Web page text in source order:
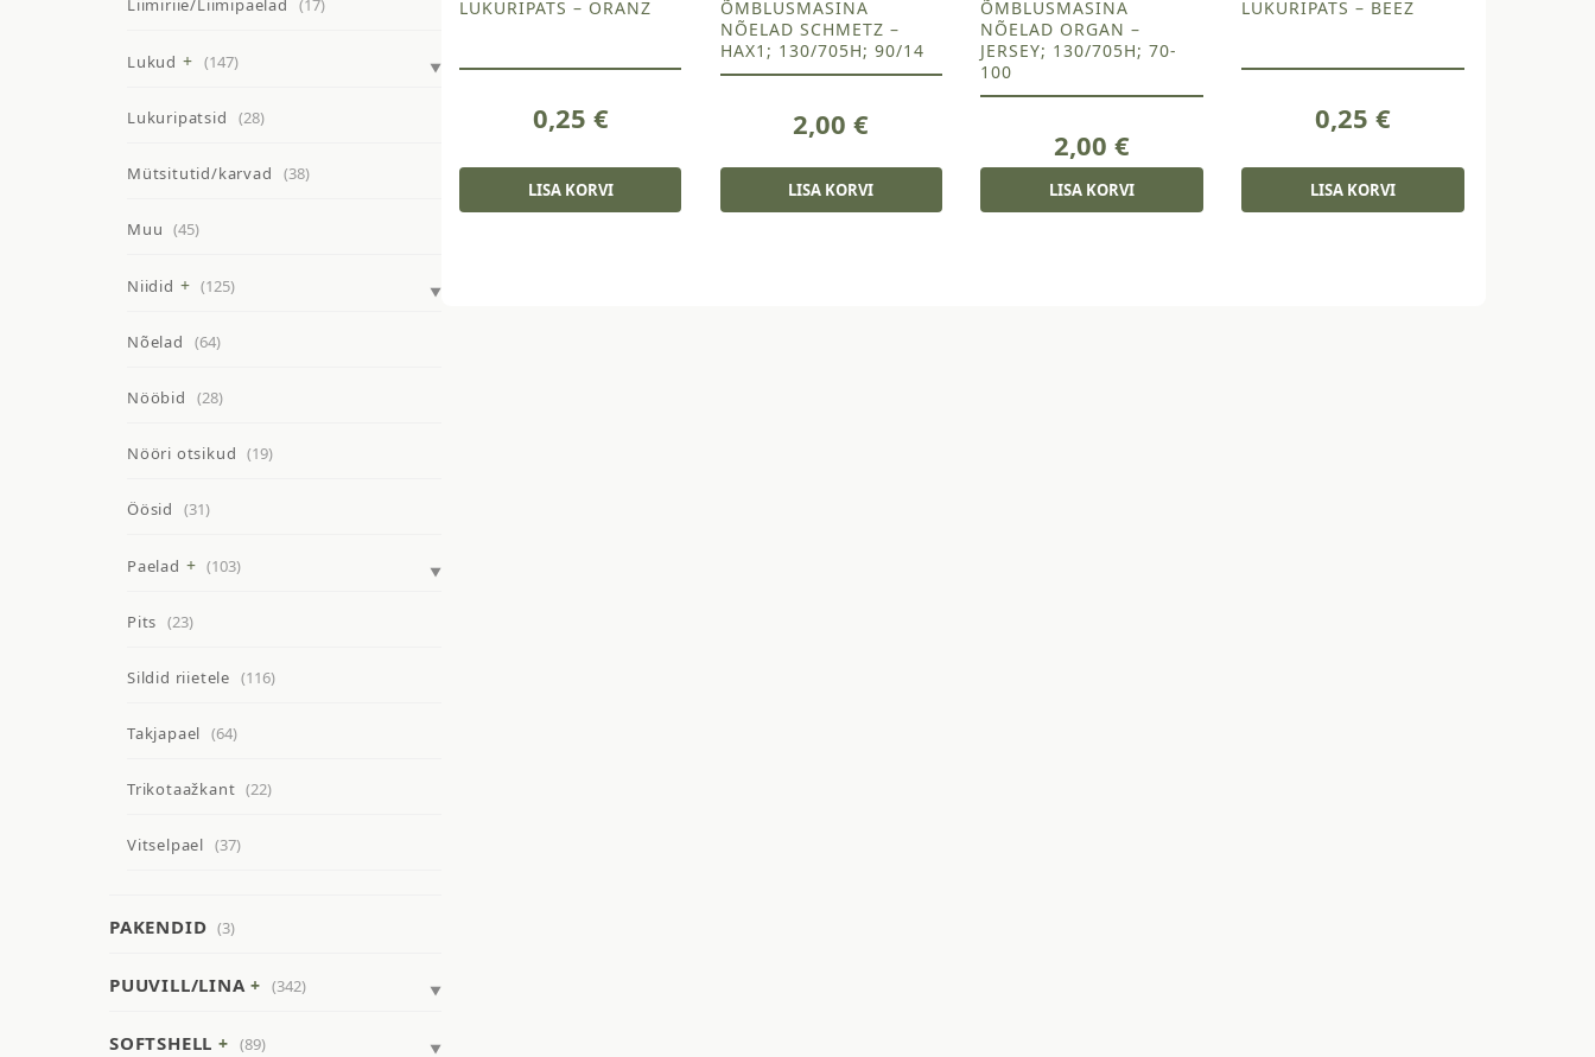
Liimiriie/Liimipaelad (17)
Lukud (147)
Lukuripatsid (28)
Mütsitutid/karvad (38)
Muu (45)
Niidid (125)
Nõelad (64)
Nööbid (28)
Nööri otsikud (19)
Öösid (31)
Paelad (103)
Pits (23)
Sildid riietele (116)
Takjapael (64)
Trikotaažkant (22)
Vitselpael (37)
PAKENDID (3)
PUUVILL/LINA (342)
SOFTSHELL (89)
LUKURIPATS – ORANZ
0,25 €
LISA KORVI
ÕMBLUSMASINA
NÕELAD SCHMETZ –
HAX1; 130/705H; 90/14
2,00€
LISA KORVI
ÕMBLUSMASINA
NÕELAD ORGAN –
JERSEY; 130/705H; 70-
100
2,00€
LISA KORVI
LUKURIPATS – BEEZ
0,25 €
LISA KORVI